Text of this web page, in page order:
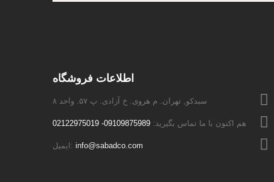
اطلاعات فروشگاه
سبدکو, تهران. م هروی. خ آزادی. پ ۵۷. واحد ۸
هم اکنون با ما تماس بگیرید: 09109875989- 02122975019
ایمیل:info@sabadco.com